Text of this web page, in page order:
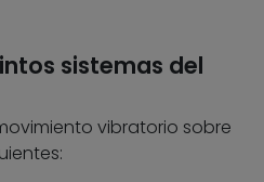
sistemas del
vibratorio sobre